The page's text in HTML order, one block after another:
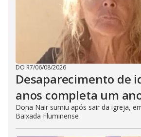
DO R7/06/08/2026
Desaparecimento de
anos completa um
Dona Nair sumiu após sair da igreja,
Baixada Fluminense